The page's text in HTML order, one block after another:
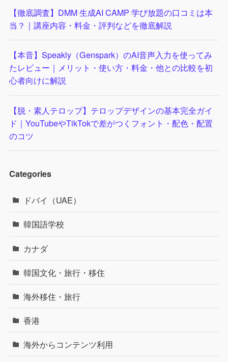
【徹底調査】DMM 生成AI CAMP 学び放題の口コミは本
当？｜講座内容・料金・評判などを徹底解説
【本音】Speakly（Genspark）のAI音声入力を使ってみ
たレビュー｜メリット・使い方・料金・他との比較を初
心者向けに解説
【脱・素人テロップ】テロップデザインの基本完全ガイ
ド｜YouTubeやTikTokで差がつくフォント・配色・配置
のコツ
Categories
ドバイ（UAE）
韓国語学校
カナダ
韓国文化・旅行・移住
海外移住・旅行
香港
海外からコンテンツ利用